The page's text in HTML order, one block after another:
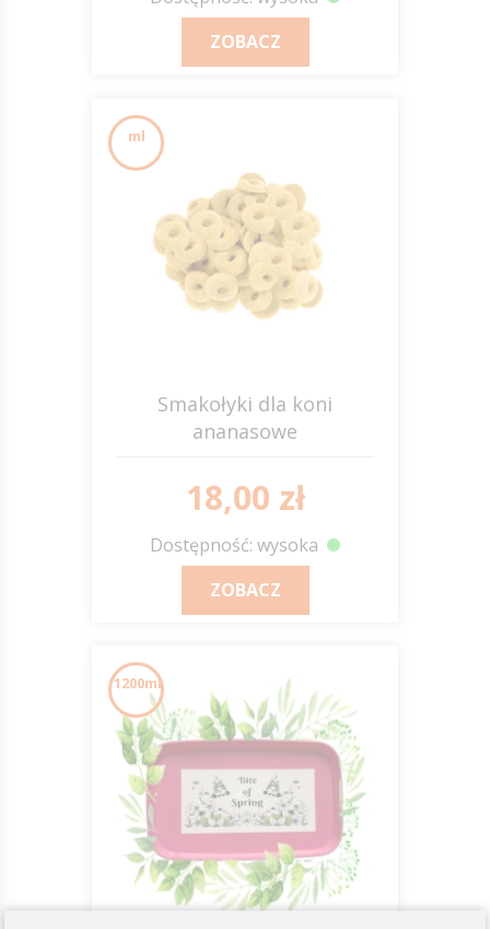
ZOBACZ
ml
Smakołyki dla koni
ananasowe
18,00 zł
Dostępność: wysoka
ZOBACZ
1200ml